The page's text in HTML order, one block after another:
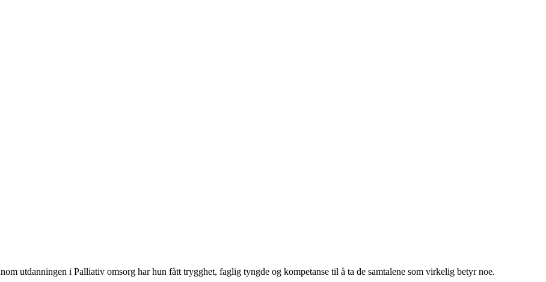
utdanningen i Palliativ omsorg har hun fått trygghet, faglig tyngde og kompetanse til å ta de samtalene som virkelig betyr noe.